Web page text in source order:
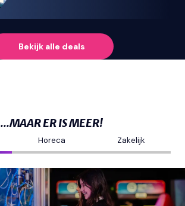
Bekijk alle deals
...MAAR ER IS MEER!
Horeca Zakelijk